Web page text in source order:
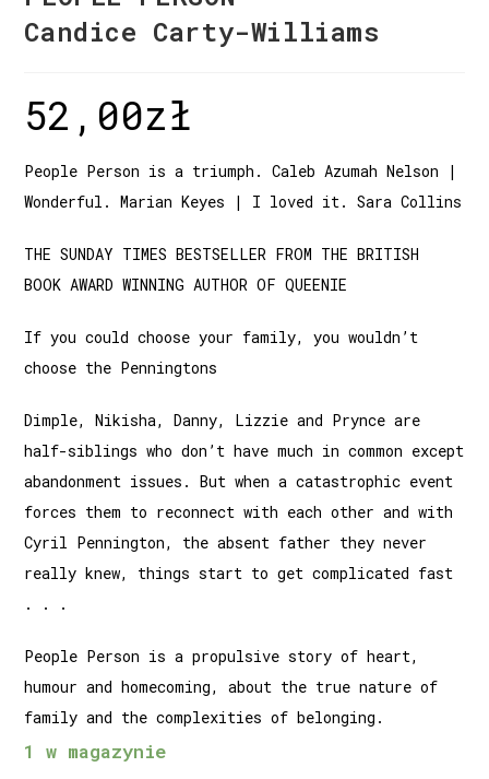
Candice Carty-Williams
52,00zł
People Person is a triumph. Caleb Azumah Nelson |
Wonderful. Marian Keyes | I loved it. Sara Collins
THE SUNDAY TIMES BESTSELLER FROM THE BRITISH
BOOK AWARD WINNING AUTHOR OF QUEENIE
If you could choose your family, you wouldn’t
choose the Penningtons
Dimple, Nikisha, Danny, Lizzie and Prynce are
half-siblings who don’t have much in common except
abandonment issues. But when a catastrophic event
forces them to reconnect with each other and with
Cyril Pennington, the absent father they never
really knew, things start to get complicated fast
. . .
People Person is a propulsive story of heart,
humour and homecoming, about the true nature of
family and the complexities of belonging.
1 w magazynie